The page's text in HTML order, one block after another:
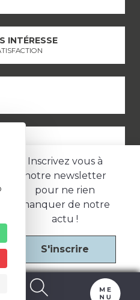
Inscrivez vous à
notre newsletter
pour ne rien
manquer de notre
actu !
S'inscrire
INTÉRESSE
de confidentialité